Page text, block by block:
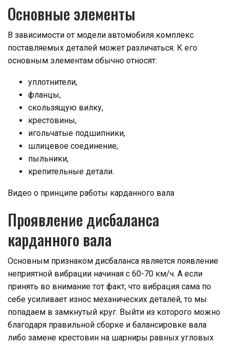
Основные элементы
В зависимости от модели автомобиля комплекс
поставляемых деталей может различаться. К его
основным элементам обычно относят:
уплотнители,
фланцы,
скользящую вилку,
крестовины,
игольчатые подшипники,
шлицевое соединение,
пыльники,
крепительные детали.
Видео о принципе работы карданного вала
Проявление дисбаланса
карданного вала
Основным признаком дисбаланса является появление
неприятной вибрации начиная с 60-70 км/ч. А если
принять во внимание тот факт, что вибрация сама по
себе усиливает износ механических деталей, то мы
попадаем в замкнутый круг. Выйти из которого можно
благодаря правильной сборке и балансировке вала
либо замене крестовин на шарниры равных угловых